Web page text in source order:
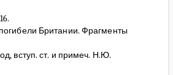
Британии. Фрагменты
вступ. ст. и примеч. Н.Ю.